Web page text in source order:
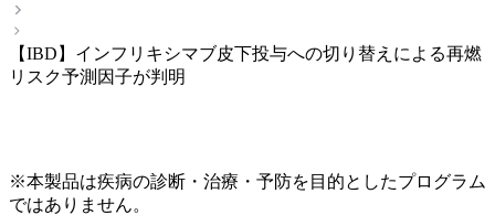
【IBD】インフリキシマブ皮下投与への切り替えによる再燃
リスク予測因子が判明
※本製品は疾病の診断・治療・予防を目的としたプログラム
ではありません。